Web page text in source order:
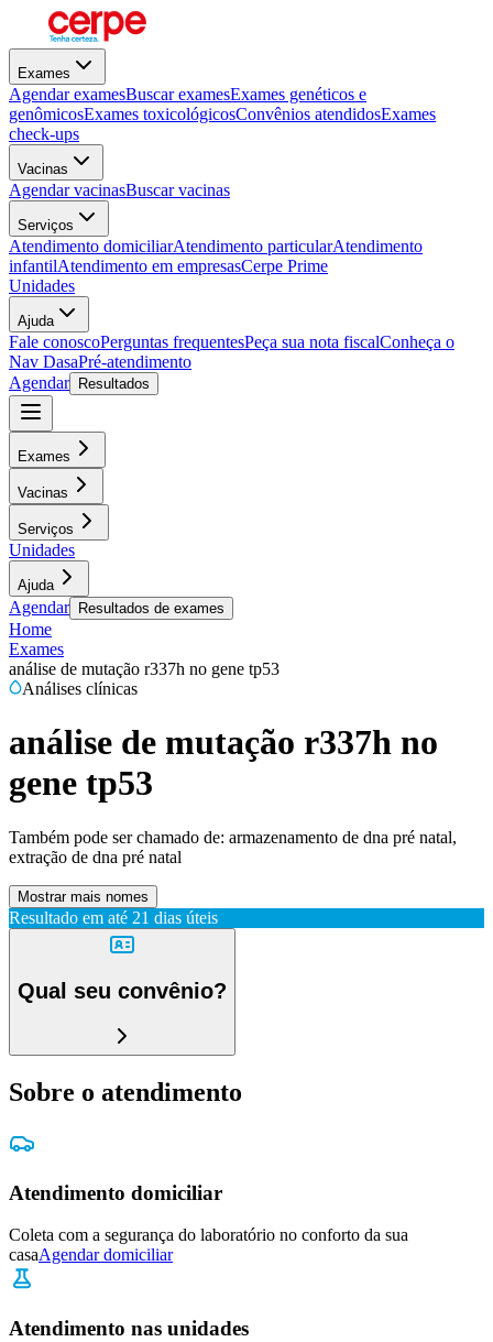
Exames
Agendar examesBuscar examesExames genéticos e
genômicosExames toxicológicosConvênios atendidosExames
check-ups
Vacinas
Agendar vacinasBuscar vacinas
Serviços
Atendimento domiciliarAtendimento particularAtendimento
infantilAtendimento em empresasCerpe Prime
Unidades
Ajuda
Fale conoscoPerguntas frequentesPeça sua nota fiscalConheça o
Nav DasaPré-atendimento
Agendar
Resultados
Exames
Vacinas
Serviços
Unidades
Ajuda
Agendar Resultados de exames
Home
Exames
análise de mutação r337h no gene tp53
Análises clínicas
análise de mutação r337h no
gene tp53
Também pode ser chamado de: armazenamento de dna pré natal,
extração de dna pré natal
Mostrar mais nomes
Resultado em até 21 dias úteis
Qual seu convênio?
Sobre o atendimento
Atendimento domiciliar
Coleta com a segurança do laboratório no conforto da sua
casaAgendar domiciliar
Atendimento nas unidades